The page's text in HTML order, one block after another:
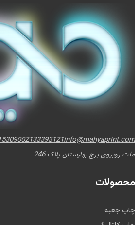
02133393121info@mahyaprint.com
ملت روبروی برج بهارستان پلاک 246
محصولات
چاپ جعبه